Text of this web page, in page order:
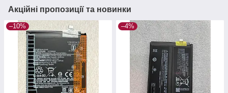
Акційні пропозиції та новинки
–10% –4%